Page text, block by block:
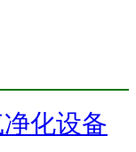
化设备